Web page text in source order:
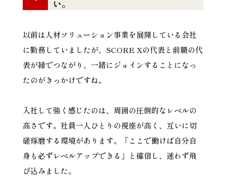
い。
以前は人材ソリューション事業を展開している会社
に勤務していましたが、SCORE Xの代表と前職の代
表が縁でつながり、一緒にジョインすることになっ
たのがきっかけですね。
入社して強く感じたのは、周囲の圧倒的なレベルの
高さです。社員一人ひとりの視座が高く、互いに切
磋琢磨する環境があります。「ここで働けば自分自
身も必ずレベルアップできる」と確信し、迷わず飛
び込みました。